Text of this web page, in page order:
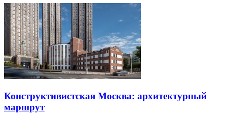
Конструктивистская Москва: архитектурный
маршрут